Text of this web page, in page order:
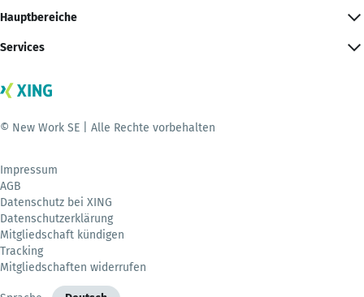
Hauptbereiche
Services
© New Work SE | Alle Rechte vorbehalten
Impressum
AGB
Datenschutz bei XING
Datenschutzerklärung
Mitgliedschaft kündigen
Tracking
Mitgliedschaften widerrufen